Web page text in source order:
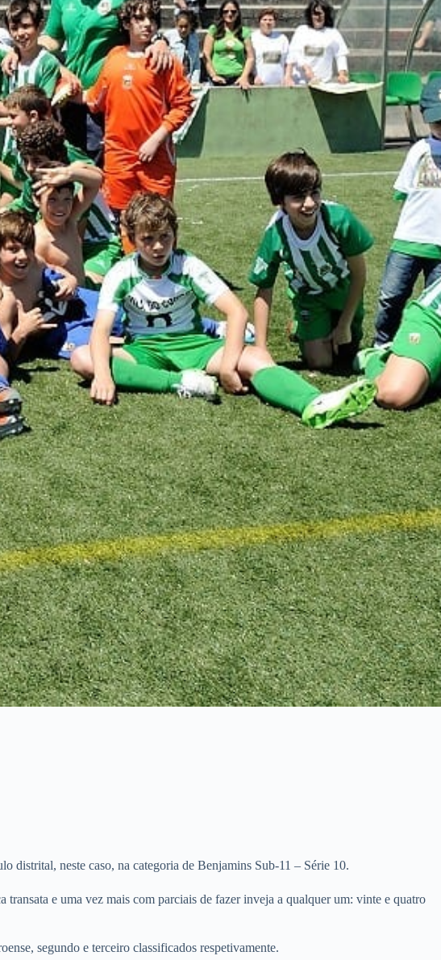
distrital, neste caso, na categoria de Benjamins Sub-11 – Série 10.
e uma vez mais com parciais de fazer inveja a qualquer um: vinte e quatro
segundo e terceiro classificados respetivamente.